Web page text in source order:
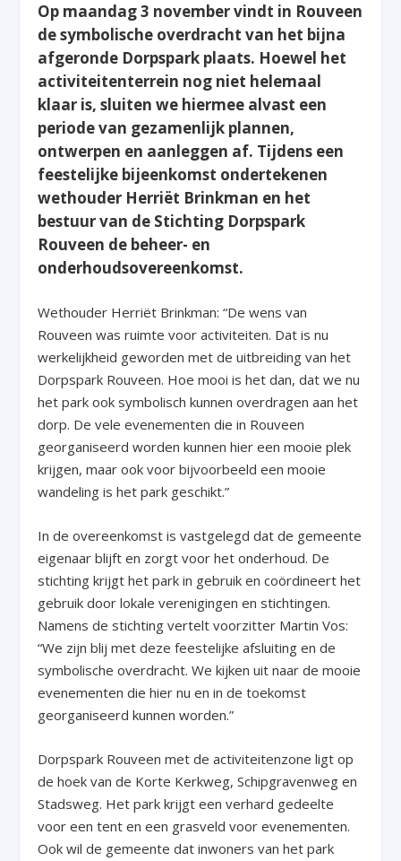
Op maandag 3 november vindt in Rouveen
de symbolische overdracht van het bijna
afgeronde Dorpspark plaats. Hoewel het
activiteitenterrein nog niet helemaal
klaar is, sluiten we hiermee alvast een
periode van gezamenlijk plannen,
ontwerpen en aanleggen af. Tijdens een
feestelijke bijeenkomst ondertekenen
wethouder Herriët Brinkman en het
bestuur van de Stichting Dorpspark
Rouveen de beheer- en
onderhoudsovereenkomst.
Wethouder Herriët Brinkman: “De wens van
Rouveen was ruimte voor activiteiten. Dat is nu
werkelijkheid geworden met de uitbreiding van het
Dorpspark Rouveen. Hoe mooi is het dan, dat we nu
het park ook symbolisch kunnen overdragen aan het
dorp. De vele evenementen die in Rouveen
georganiseerd worden kunnen hier een mooie plek
krijgen, maar ook voor bijvoorbeeld een mooie
wandeling is het park geschikt.”
In de overeenkomst is vastgelegd dat de gemeente
eigenaar blijft en zorgt voor het onderhoud. De
stichting krijgt het park in gebruik en coördineert het
gebruik door lokale verenigingen en stichtingen.
Namens de stichting vertelt voorzitter Martin Vos:
“We zijn blij met deze feestelijke afsluiting en de
symbolische overdracht. We kijken uit naar de mooie
evenementen die hier nu en in de toekomst
georganiseerd kunnen worden.”
Dorpspark Rouveen met de activiteitenzone ligt op
de hoek van de Korte Kerkweg, Schipgravenweg en
Stadsweg. Het park krijgt een verhard gedeelte
voor een tent en een grasveld voor evenementen.
Ook wil de gemeente dat inwoners van het park